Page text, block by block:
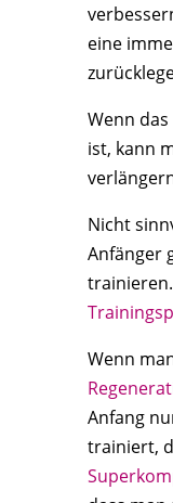
eine
Wenn
ist, kann
Nicht
Anfänger
Wenn
Anfang
trainiert,